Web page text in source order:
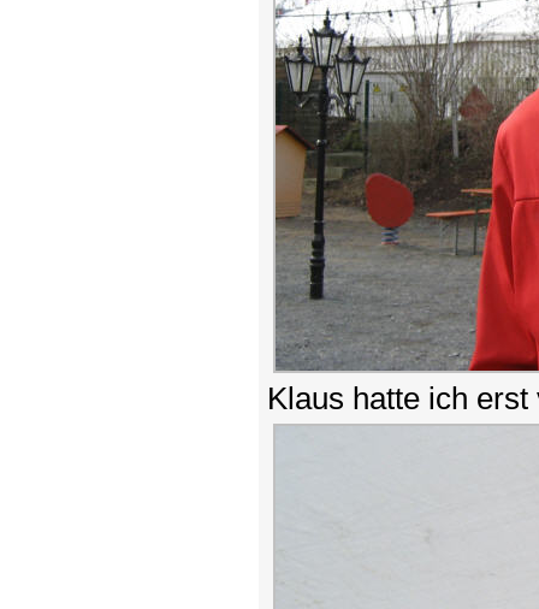
Klaus hatte ich